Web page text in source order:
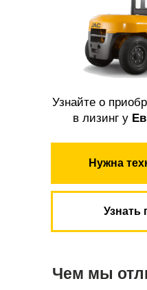
Узнайте о
в лизинг у
Нужна
Узнать
Чем мы